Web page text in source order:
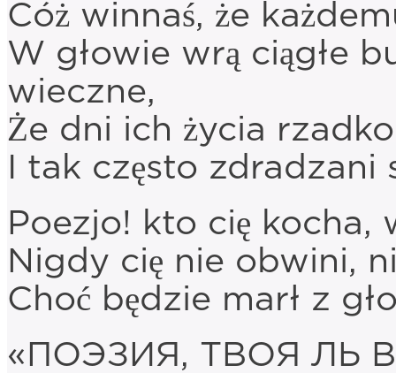
Cóż winnaś, że
W głowie wrą ciągłe
wieczne,
Że dni ich życia
I tak często zdradzani
Poezjo! kto cię kocha,
Nigdy cię nie obwini,
Choć będzie marł z
«ПОЭЗИЯ, ТВОЯ ЛЬ